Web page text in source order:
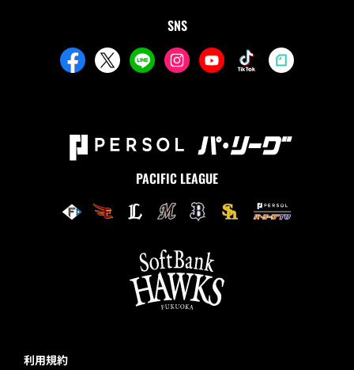
SNS
PACIFIC LEAGUE
利用規約